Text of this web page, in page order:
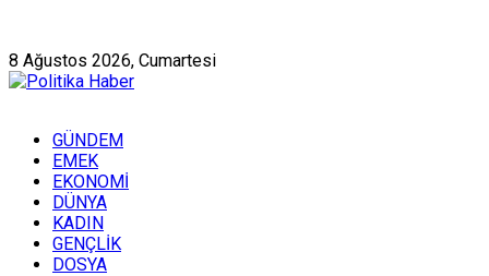
8 Ağustos 2026, Cumartesi
GÜNDEM
EMEK
EKONOMİ
DÜNYA
KADIN
GENÇLİK
DOSYA